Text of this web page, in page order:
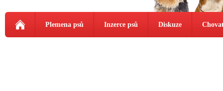
Plemena psů Inzerce psů Diskuze